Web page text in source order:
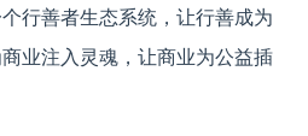
行善者生态系统，让行善成为
业注入灵魂，让商业为公益插